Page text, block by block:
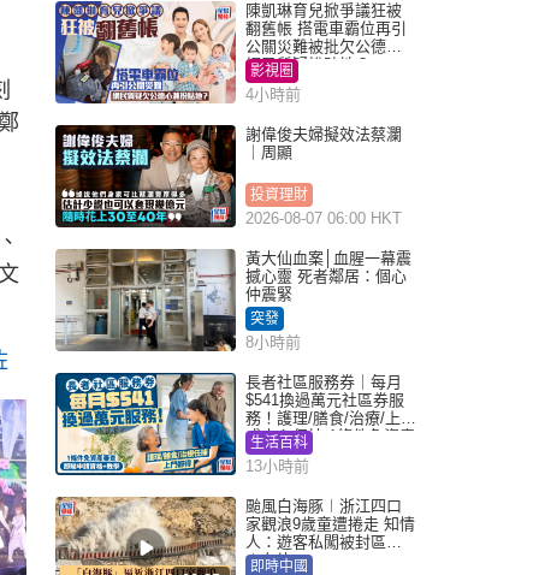
陳凱琳育兒掀爭議狂被
翻舊帳 搭電車霸位再引
公關災難被批欠公德心
網民質疑扮貼地？
影視圈
4小時前
謝偉俊夫婦擬效法蔡瀾
｜周顯
投資理財
2026-08-07 06:00 HKT
黃大仙血案│血腥一幕震
撼心靈 死者鄰居：個心
仲震緊
突發
8小時前
長者社區服務券｜每月
$541換過萬元社區券服
務！護理/膳食/治療/上門
或中心任揀 1條件免資產
審查（附申請資格及教
學）
生活百科
13小時前
颱風白海豚︱浙江四口
家觀浪9歲童遭捲走 知情
人：遊客私闖被封區域
︱有片
即時中國